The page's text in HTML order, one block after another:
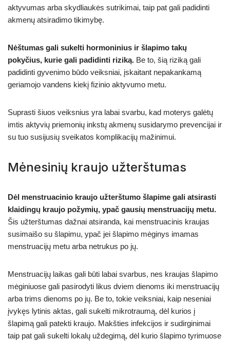
aktyvumas arba skydliaukės sutrikimai, taip pat gali padidinti
akmenų atsiradimo tikimybę.
Nėštumas gali sukelti hormoninius ir šlapimo takų
pokyčius, kurie gali padidinti riziką. Be to, šią riziką gali
padidinti gyvenimo būdo veiksniai, įskaitant nepakankamą
geriamojo vandens kiekį fizinio aktyvumo metu.
Suprasti šiuos veiksnius yra labai svarbu, kad moterys galėtų
imtis aktyvių priemonių inkstų akmenų susidarymo prevencijai ir
su tuo susijusių sveikatos komplikacijų mažinimui.
Mėnesinių kraujo užterštumas
Dėl menstruacinio kraujo užterštumo šlapime gali atsirasti
klaidingų kraujo požymių, ypač gausių menstruacijų metu.
Šis užterštumas dažnai atsiranda, kai menstruacinis kraujas
susimaišo su šlapimu, ypač jei šlapimo mėginys imamas
menstruacijų metu arba netrukus po jų.
Menstruacijų laikas gali būti labai svarbus, nes kraujas šlapimo
mėginiuose gali pasirodyti likus dviem dienoms iki menstruacijų
arba trims dienoms po jų. Be to, tokie veiksniai, kaip neseniai
įvykęs lytinis aktas, gali sukelti mikrotraumą, dėl kurios į
šlapimą gali patekti kraujo. Makšties infekcijos ir sudirginimai
taip pat gali sukelti lokalų uždegimą, dėl kurio šlapimo tyrimuose